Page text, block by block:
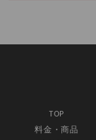
TOP
料金・商品